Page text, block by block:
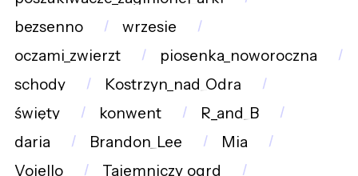
bezsenno
wrzesie
oczami_zwierzt
piosenka_noworoczna
schody
Kostrzyn_nad_Odrą
święty
konwent
R_and_B
daria
Brandon_Lee
Mia
Voiello
Tajemniczy_ogrd